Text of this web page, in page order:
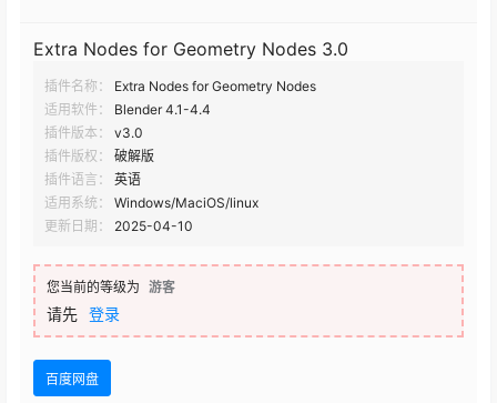
Extra Nodes for Geometry Nodes 3.0
插件名称：
Extra Nodes for Geometry Nodes
适用软件：
Blender 4.1-4.4
插件版本：
v3.0
插件版权：
破解版
插件语言：
英语
适用系统：
Windows/MaciOS/linux
更新日期：
2025-04-10
您当前的等级为 游客
请先 登录
百度网盘